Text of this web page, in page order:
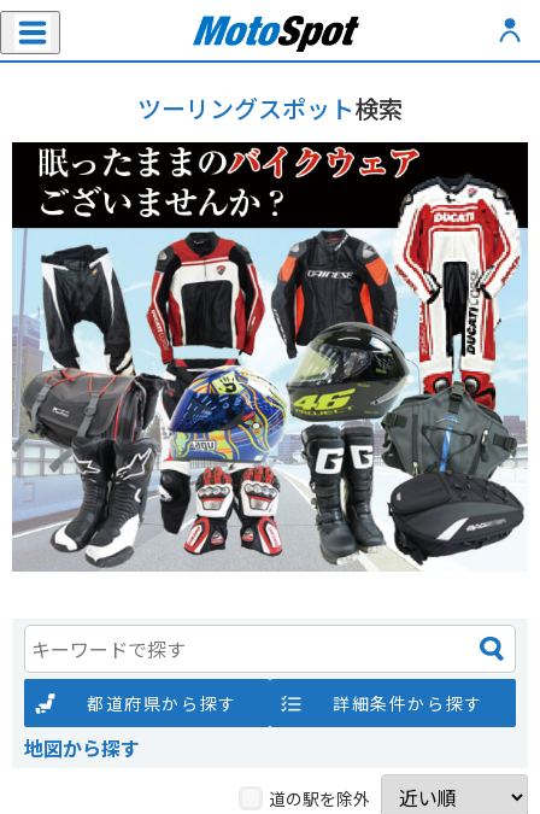
ツーリングスポット検索
都道府県から探す 詳細条件から探す
地図から探す
道の駅を除外